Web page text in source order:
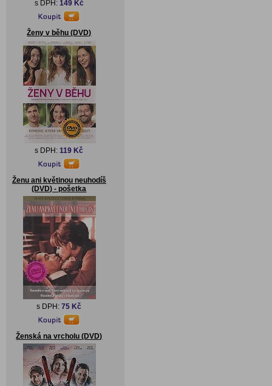
s DPH: 149 Kč
Ženy v běhu (DVD)
s DPH:119 Kč
Ženu ani květinou neuhodíš
(DVD) - pošetka
s DPH:75 Kč
Ženská na vrcholu (DVD)